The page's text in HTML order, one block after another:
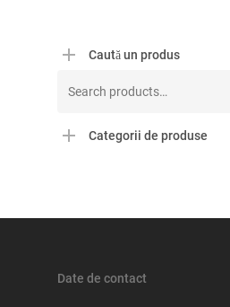
Caută un produs
Search
Categorii de produse
Date de contact